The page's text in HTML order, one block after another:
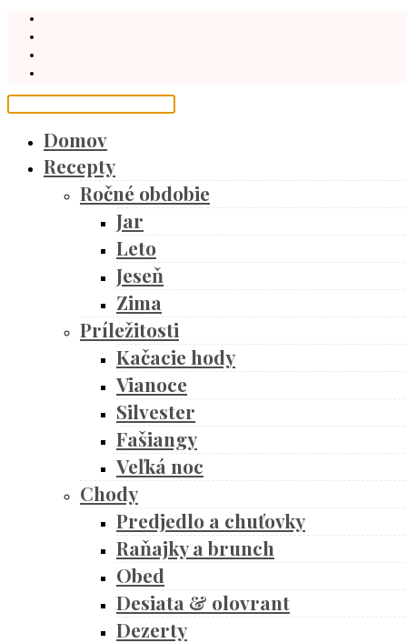
Domov
Recepty
Ročné obdobie
Jar
Leto
Jeseň
Zima
Príležitosti
Kačacie hody
Vianoce
Silvester
Fašiangy
Veľká noc
Chody
Predjedlo a chuťovky
Raňajky a brunch
Obed
Desiata & olovrant
Dezerty